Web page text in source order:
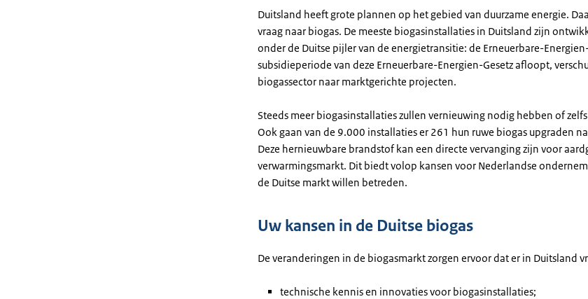
Duitsland heeft grote plannen op het gebied van duurzame energie.
vraag naar biogas. De meeste biogasinstallaties in Duitsland zijn
onder de Duitse pijler van de energietransitie: de Erneuerbare-
subsidieperiode van deze Erneuerbare-Energien-Gesetz afloopt,
biogassector naar marktgerichte projecten.
Steeds meer biogasinstallaties zullen vernieuwing nodig hebben of
Ook gaan van de 9.000 installaties er 261 hun ruwe biogas upgraden
Deze hernieuwbare brandstof kan een directe vervanging zijn voor
verwarmingsmarkt. Dit biedt volop kansen voor Nederlandse
de Duitse markt willen betreden.
Uw kansen in de Duitse biogas
De veranderingen in de biogasmarkt zorgen ervoor dat er in Duitsland
technische kennis en innovaties voor biogasinstallaties;